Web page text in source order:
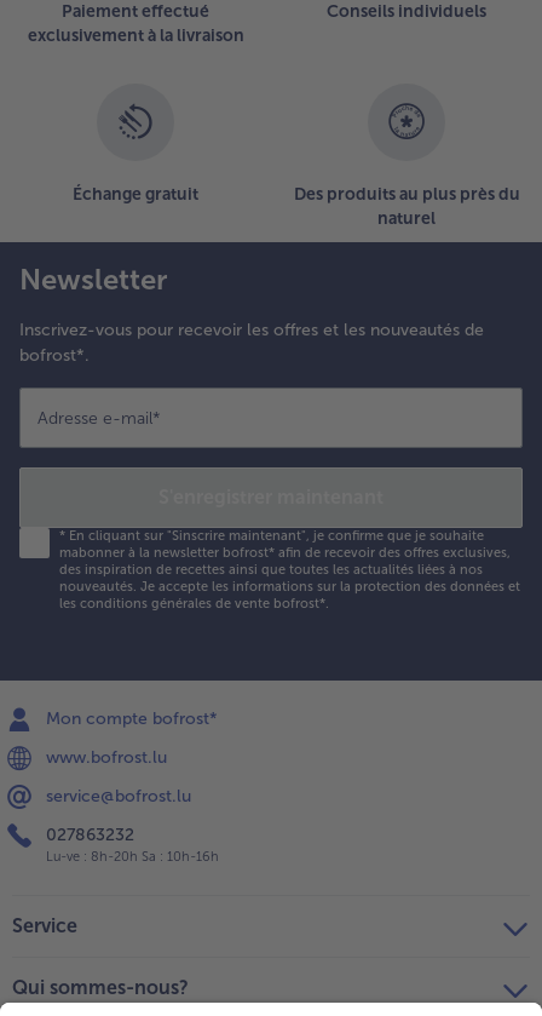
Paiement effectué
exclusivement à la livraison
Conseils individuels
Échange gratuit
Des produits au plus près du
naturel
Newsletter
Inscrivez-vous pour recevoir les offres et les nouveautés de
bofrost*.
Adresse e-mail*
* En cliquant sur "Sinscrire maintenant", je confirme que je souhaite
mabonner à la newsletter bofrost* afin de recevoir des offres exclusives,
des inspiration de recettes ainsi que toutes les actualités liées à nos
nouveautés. Je accepte les informations sur la protection des données et
les conditions générales de vente bofrost*.
Mon compte bofrost*
www.bofrost.lu
service@bofrost.lu
027863232
Lu-ve : 8h-20h Sa : 10h-16h
Service
Qui sommes-nous?